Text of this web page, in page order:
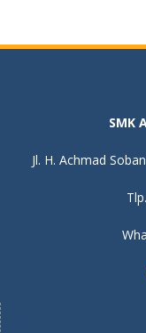
SMK
Jl. H. Achmad